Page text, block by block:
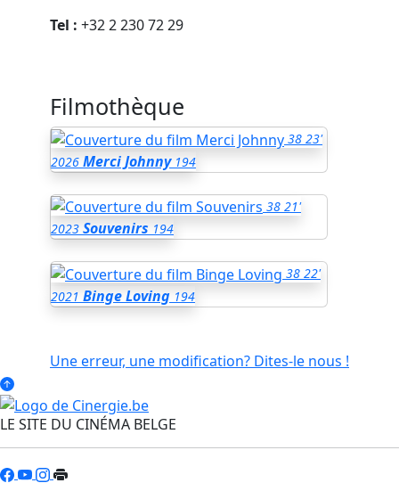
Tel : +32 2 230 72 29
Filmothèque
38 23'
2026 Merci Johnny 194
38 21'
2023 Souvenirs 194
38 22'
2021 Binge Loving 194
Une erreur, une modification? Dites-le nous !
LE SITE DU CINÉMA BELGE